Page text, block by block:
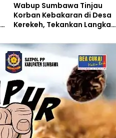
Wabup Sumbawa Tinjau
Korban Kebakaran di Desa
Kerekeh, Tekankan Langkah